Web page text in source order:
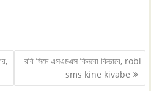
রবি সিমে এসএমএস কিনবো কিভাবে, robi
sms kine kivabe